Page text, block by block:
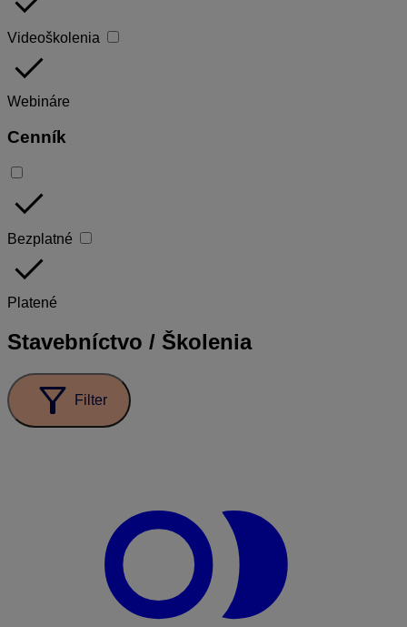
Videoškolenia
done
Webináre
Cenník
done
Bezplatné
done
Platené
Stavebníctvo / Školenia
filter_alt Filter